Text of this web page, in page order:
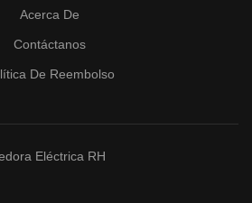
Acerca De
Contáctanos
De Reembolso
Eléctrica RH